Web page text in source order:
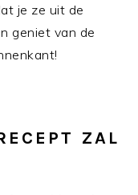
je ze uit de
geniet van de
ZAL